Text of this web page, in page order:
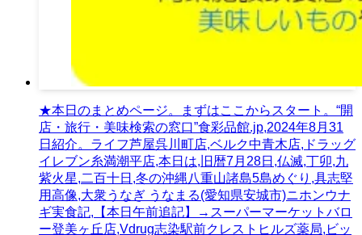
★本日のまとめページ。まずはここからスタート。“開
店・旅行・美味検索の窓口”食彩品館.jp,2024年8月31
日紹介。ライフ芦屋呉川町店,ベルク中青木店,ドラッグ
イレブン糸満潮平店,本日は,旧暦7月28日,仏滅,丁卯,九
紫火星,二百十日,冬の沖縄八重山諸島5島めぐり,具志堅
用高像,大衆うなぎ うなまる(愛知県安城市)ニホンウナ
ギ実食記,【本日午前追記】→スーパーマーケットバロ
ー登美ヶ丘店,Vdrug志染駅前クレストヒルズ薬局,ビッ